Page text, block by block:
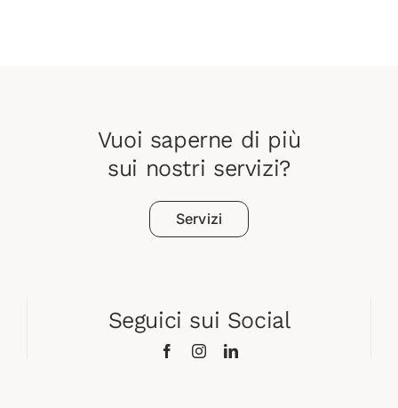
Vuoi saperne di più
sui nostri servizi?
Servizi
Seguici sui Social